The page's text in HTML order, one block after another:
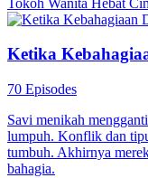
Ketika
70 Episodes
Savi menikah
lumpuh. Konflik dan
tumbuh. Akhirnya
bahagia.